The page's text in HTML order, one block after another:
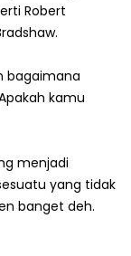
Robert
bagaimana
kamu
menjadi
yang tidak
banget deh.